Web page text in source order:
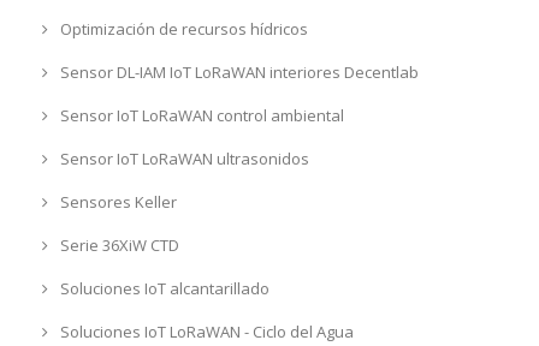
Optimización de recursos hídricos
Sensor DL-IAM IoT LoRaWAN interiores Decentlab
Sensor IoT LoRaWAN control ambiental
Sensor IoT LoRaWAN ultrasonidos
Sensores Keller
Serie 36XiW CTD
Soluciones IoT alcantarillado
Soluciones IoT LoRaWAN - Ciclo del Agua